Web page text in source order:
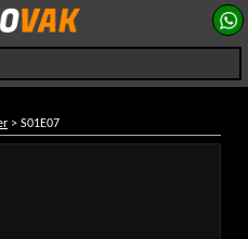
> S01E07